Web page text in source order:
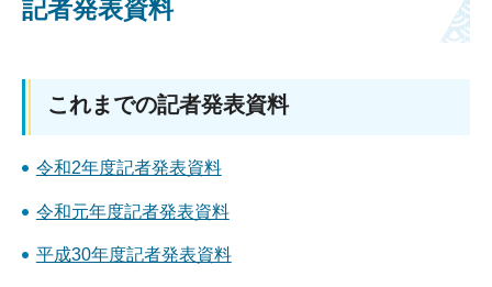
記者発表資料
これまでの記者発表資料
令和2年度記者発表資料
令和元年度記者発表資料
平成30年度記者発表資料